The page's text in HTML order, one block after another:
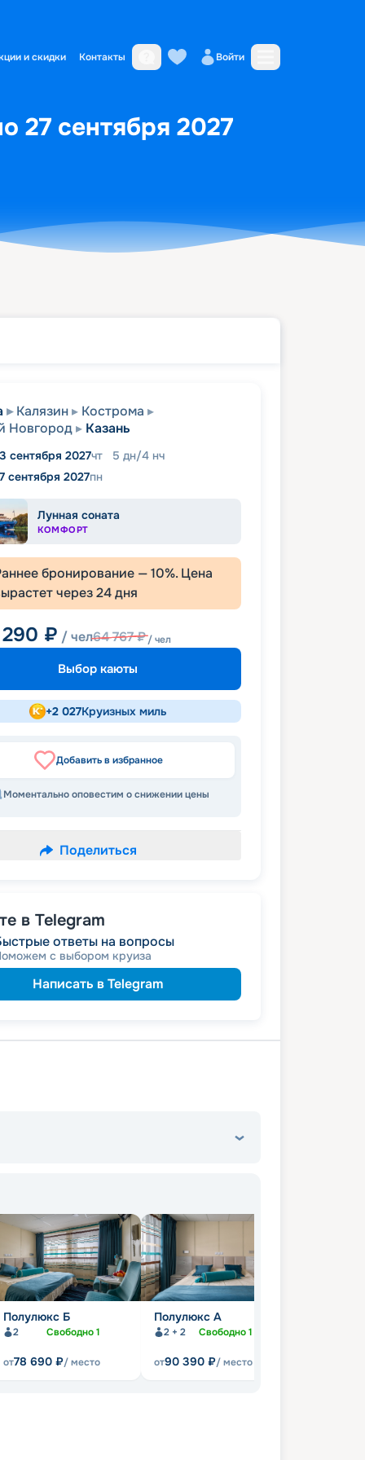
и скидки Контакты Войти
27 сентября 2027
Калязин
Кострома
Новгород
Казань
сентября 2027чт 5 дн/4 нч
сентября 2027пн
Лунная соната
КОМФОРТ
бронирование —10%. Цена
через24дня
₽ / чел64 767₽/ чел
Выбор каюты
+2 027Круизных миль
Добавить в избранное
Моментально оповестим о снижении цены
Поделиться
в Telegram
ответы на вопросы
с выбором круиза
Написать в Telegram
Полулюкс Б
2 Свободно1
от78 690 ₽/ место
Полулюкс А
2 + 2 Свободно1
от90 390 ₽/ место